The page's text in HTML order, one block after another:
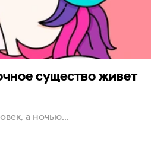
существо живет
а ночью...